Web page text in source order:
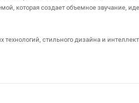
которая создает объемное звучание,
стильного дизайна и